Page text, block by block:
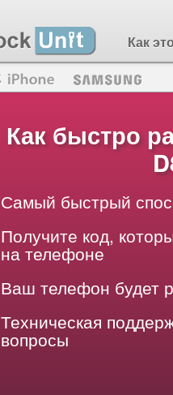
Как
Blackberry
Как быстро
Самый быстрый
Получите код,
на телефоне
Ваш телефон будет
Техническая
вопросы